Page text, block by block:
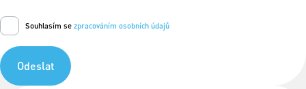
Souhlasím se zpracováním osobních údajů
Odeslat